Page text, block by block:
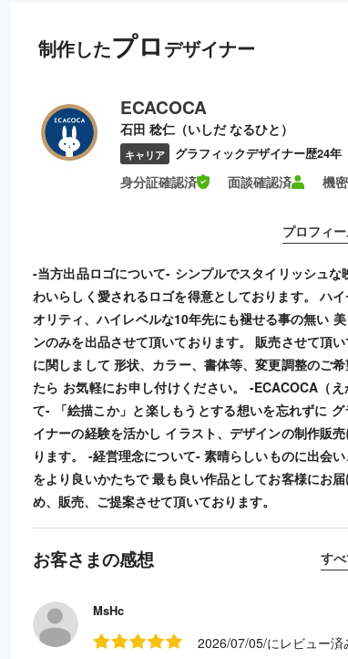
制作したプロ デザイナー
ECACOCA
石田 稔仁（いしだ なるひと）
キャリア グラフィックデザイナー歴24年
身分証確認済 面談確認済 機
プロフィ
-当方出品ロゴについて- シンプルでスタイリッシュな
わいらしく愛されるロゴを得意としております。 ハ
オリティ、ハイレベルな10年先にも褪せる事の無い
ンのみを出品させて頂いております。 販売させて頂
に関しまして 形状、カラー、書体等、変更調整のご
たら お気軽にお申し付けください。 -ECACOCA（
て- 「絵描こか」と楽しもうとする想いを忘れずに
イナーの経験を活かし イラスト、デザインの制作販
ります。 -経営理念について- 素晴らしいものに出会
をより良いかたちで 最も良い作品としてお客様にお
め、販売、ご提案させて頂いております。
お客さまの感想 す
MsHc
2026/07/05/にレビュー済